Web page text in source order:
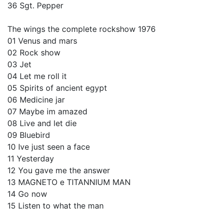
36 Sgt. Pepper
The wings the complete rockshow 1976
01 Venus and mars
02 Rock show
03 Jet
04 Let me roll it
05 Spirits of ancient egypt
06 Medicine jar
07 Maybe im amazed
08 Live and let die
09 Bluebird
10 Ive just seen a face
11 Yesterday
12 You gave me the answer
13 MAGNETO e TITANNIUM MAN
14 Go now
15 Listen to what the man